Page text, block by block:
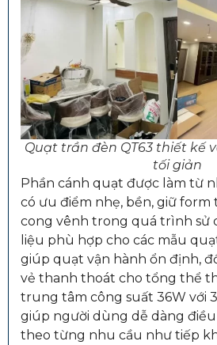
Quạt trần đèn QT63 thiết kế
tối giản
Phần cánh quạt được làm từ
có ưu điểm nhẹ, bền, giữ form
cong vênh trong quá trình sử
liệu phù hợp cho các mẫu
giúp quạt vận hành ổn định,
vẻ thanh thoát cho tổng thể
trung tâm công suất 36W với
giúp người dùng dễ dàng
theo từng nhu cầu như tiếp